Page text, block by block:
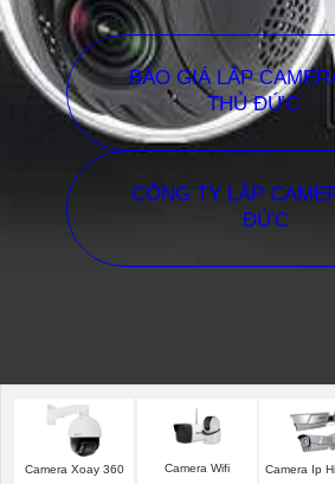
BÁO GIÁ LẮP
THỦ ĐỨC
CÔNG TY LẮP
ĐỨC
Camera Xoay 360
Camera Wifi
Camera Ip